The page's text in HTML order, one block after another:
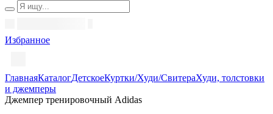
Избранное
ГлавнаяКаталогДетскоеКуртки/Худи/СвитераХуди, толстовки
и джемперы
Джемпер тренировочный Adidas